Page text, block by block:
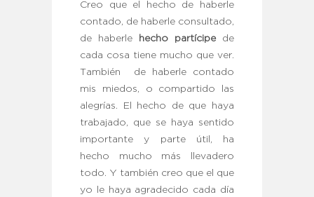
Creo que el hecho de haberle
contado, de haberle consultado,
de haberle hecho partícipede
cada cosa tiene mucho que ver.
También de haberle contado
mis miedos, o compartido las
alegrías. El hecho de que haya
trabajado, que se haya sentido
importante y parte útil, ha
hecho mucho más llevadero
todo. Y también creo que el que
yo le haya agradecido cada día